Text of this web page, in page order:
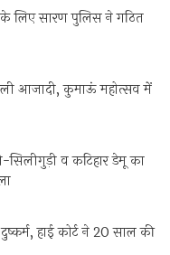
लिए सारण पुलिस ने गठित
आजादी, कुमाऊं महोत्सव में
सिलीगुड़ी व कटिहार डेमू का
हाई कोर्ट ने 20 साल की